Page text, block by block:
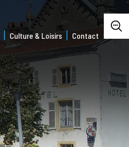
Culture & Loisirs Contact